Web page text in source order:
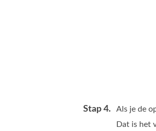
Stap 4. Als je de
Dat is het